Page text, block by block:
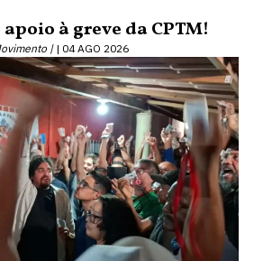
à greve da CPTM!
| 04 AGO 2026